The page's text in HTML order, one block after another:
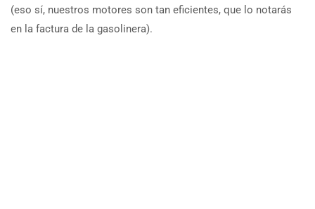
(eso sí, nuestros motores son tan eficientes, que lo notarás
en la factura de la gasolinera).